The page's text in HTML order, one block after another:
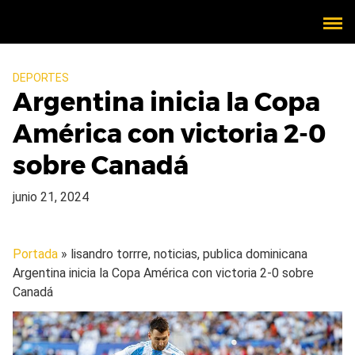
DEPORTES
Argentina inicia la Copa
América con victoria 2-0
sobre Canadá
junio 21, 2024
Portada » lisandro torrre, noticias, publica dominicana
Argentina inicia la Copa América con victoria 2-0 sobre
Canadá